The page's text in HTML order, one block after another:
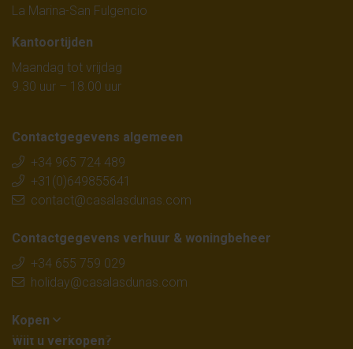
La Marina-San Fulgencio
Kantoortijden
Maandag tot vrijdag
9.30 uur – 18.00 uur
Contactgegevens algemeen
+34 965 724 489
+31(0)649855641
contact@casalasdunas.com
Contactgegevens verhuur & woningbeheer
+34 655 759 029
holiday@casalasdunas.com
Kopen
Wilt u verkopen?